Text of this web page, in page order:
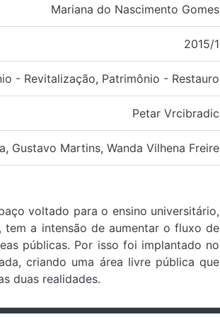
Mariana do Nascimento Gomes
2015/1
- Revitalização, Patrimônio - Restauro
Petar Vrcibradic
, Gustavo Martins, Wanda Vilhena Freire
voltado para o ensino universitário,
a intensão de aumentar o fluxo de
públicas. Por isso foi implantado no
criando uma área livre pública que
duas realidades.